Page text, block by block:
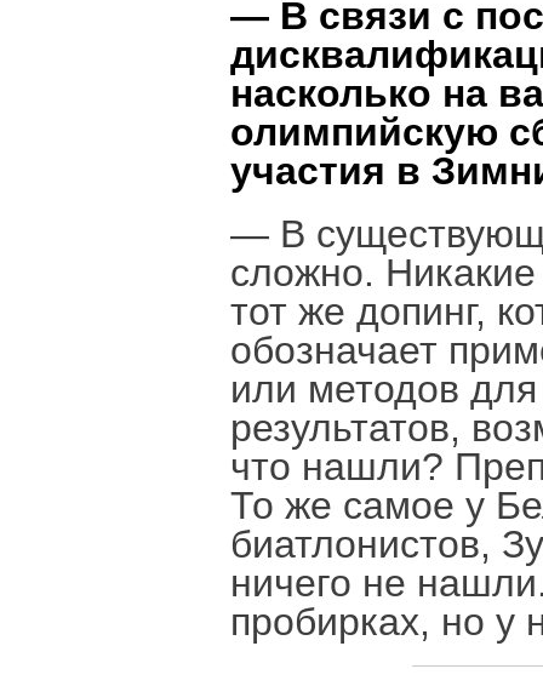
— В связи с
насколько на
олимпийскую
участия в
— В
сложно.
тот же допинг,
обозначает
или методов
результатов,
что нашли?
То же самое у
биатлонистов,
ничего не
пробирках, но у